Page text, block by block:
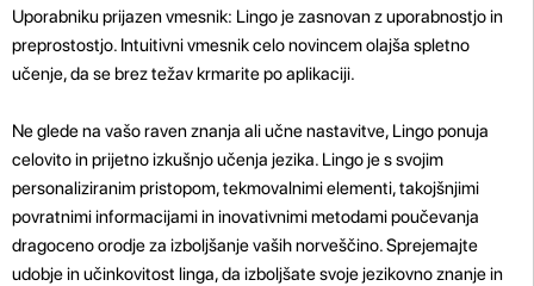
Uporabniku prijazen vmesnik: Lingo je zasnovan z uporabnostjo in
preprostostjo. Intuitivni vmesnik celo novincem olajša spletno
učenje, da se brez težav krmarite po aplikaciji.
Ne glede na vašo raven znanja ali učne nastavitve, Lingo ponuja
celovito in prijetno izkušnjo učenja jezika. Lingo je s svojim
personaliziranim pristopom, tekmovalnimi elementi, takojšnjimi
povratnimi informacijami in inovativnimi metodami poučevanja
dragoceno orodje za izboljšanje vaših norveščino. Sprejemajte
udobje in učinkovitost linga, da izboljšate svoje jezikovno znanje in